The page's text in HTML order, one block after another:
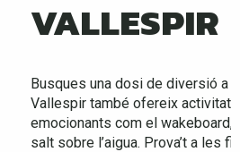
VALLESPIR
Busques una dosi de diversió a
Vallespir també ofereix activitats
emocionants com el wakeboard,
salt sobre l’aigua. Prova’t a les